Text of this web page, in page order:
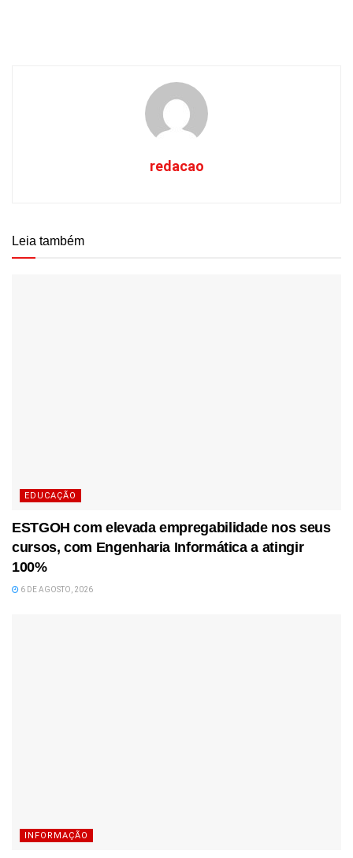
redacao
Leia também
EDUCAÇÃO
ESTGOH com elevada empregabilidade nos seus
cursos, com Engenharia Informática a atingir
100%
6 DE AGOSTO, 2026
INFORMAÇÃO